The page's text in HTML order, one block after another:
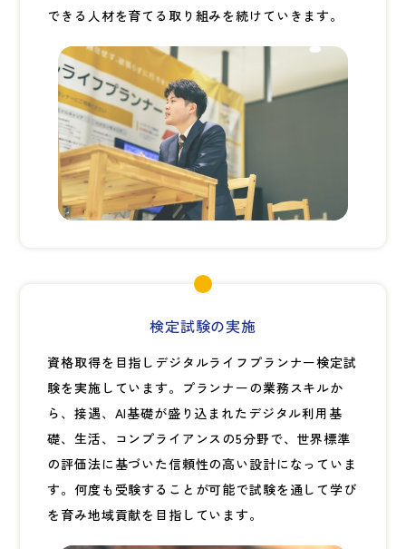
できる人材を育てる取り組みを続けていきます。
検定試験の実施
資格取得を目指しデジタルライフプランナー検定試
験を実施しています。プランナーの業務スキルか
ら、接遇、AI基礎が盛り込まれたデジタル利用基
礎、生活、コンプライアンスの5分野で、世界標準
の評価法に基づいた信頼性の高い設計になっていま
す。何度も受験することが可能で試験を通して学び
を育み地域貢献を目指しています。